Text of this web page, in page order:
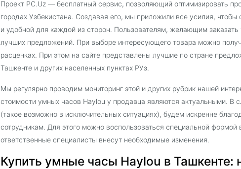
Проект PC.Uz — бесплатный сервис, позволяющий оптимизировать
городах Узбекистана. Создавая его, мы приложили все усилия,
и удобной для каждой из сторон. Пользователям, желающим
лучших предложений. При выборе интересующего товара можно
расценках. При этом на сайте представлены лучшие по стране
Ташкенте и других населенных пунктах РУз.
Мы регулярно проводим мониторинг этой и других рубрик нашей
стоимости умных часов Haylou у продавца являются актуальными. В
(такое возможно в исключительных ситуациях), будем искренне
сотрудникам. Для этого можно воспользоваться специальной
ответственные специалисты внесут необходимые изменения.
Купить умные часы Haylou в Ташкенте: